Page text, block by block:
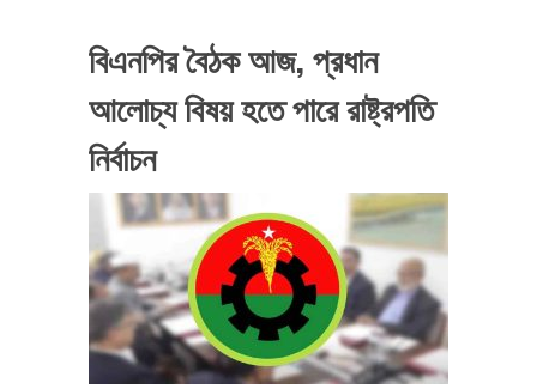
বিএনপির বৈঠক আজ, প্রধান
আলোচ্য বিষয় হতে পারে রাষ্ট্রপতি
নির্বাচন